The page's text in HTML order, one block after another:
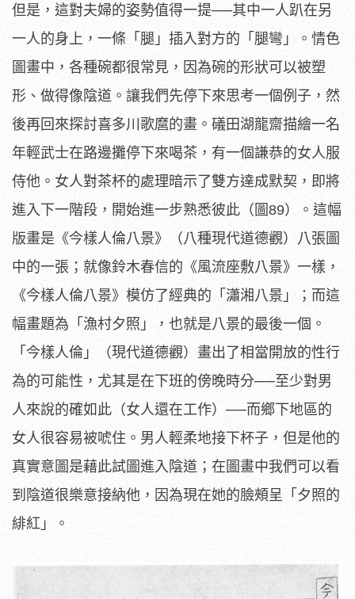
但是，這對夫婦的姿勢值得一提──其中一人趴在另
一人的身上，一條「腿」插入對方的「腿彎」。情色
圖畫中，各種碗都很常見，因為碗的形狀可以被塑
形、做得像陰道。讓我們先停下來思考一個例子，然
後再回來探討喜多川歌麿的畫。礒田湖龍齋描繪一名
年輕武士在路邊攤停下來喝茶，有一個謙恭的女人服
侍他。女人對茶杯的處理暗示了雙方達成默契，即將
進入下一階段，開始進一步熟悉彼此（圖89）。這幅
版畫是《今樣人倫八景》（八種現代道德觀）八張圖
中的一張；就像鈴木春信的《風流座敷八景》一樣，
《今樣人倫八景》模仿了經典的「瀟湘八景」；而這
幅畫題為「漁村夕照」，也就是八景的最後一個。
「今樣人倫」（現代道德觀）畫出了相當開放的性行
為的可能性，尤其是在下班的傍晚時分──至少對男
人來說的確如此（女人還在工作）──而鄉下地區的
女人很容易被唬住。男人輕柔地接下杯子，但是他的
真實意圖是藉此試圖進入陰道；在圖畫中我們可以看
到陰道很樂意接納他，因為現在她的臉頰呈「夕照的
緋紅」。